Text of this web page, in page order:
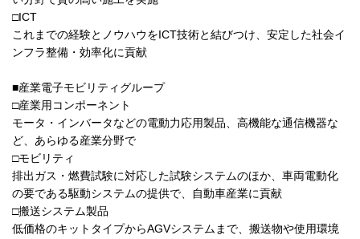
□ICT
これまでの経験とノウハウをICT技術と結びつけ、安定した社会イ
ンフラ整備・効率化に貢献
■産業電子モビリティグループ
□産業用コンポーネント
モータ・インバータなどの電動力応用製品、高機能な通信機器な
ど、あらゆる産業分野で
□モビリティ
排出ガス・燃費試験に対応した試験システムのほか、車両電動化
の要である駆動システムの提供で、自動車産業に貢献
□搬送システム製品
低価格のキットタイプからAGVシステムまで、搬送物や使用環境